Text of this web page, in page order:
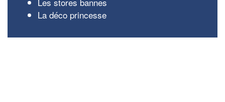
La déco princesse